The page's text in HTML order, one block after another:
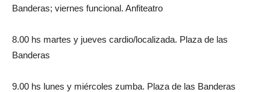
Banderas; viernes funcional. Anfiteatro
8.00 hs martes y jueves cardio/localizada. Plaza de las
Banderas
9.00 hs lunes y miércoles zumba. Plaza de las Banderas